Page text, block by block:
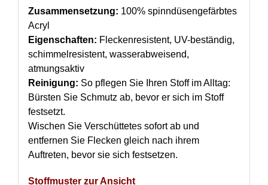
Zusammensetzung: 100% spinndüsengefärbtes
Acryl
Eigenschaften: Fleckenresistent, UV-beständig,
schimmelresistent, wasserabweisend,
atmungsaktiv
Reinigung: So pflegen Sie Ihren Stoff im Alltag:
Bürsten Sie Schmutz ab, bevor er sich im Stoff
festsetzt.
Wischen Sie Verschüttetes sofort ab und
entfernen Sie Flecken gleich nach ihrem
Auftreten, bevor sie sich festsetzen.
Stoffmuster zur Ansicht